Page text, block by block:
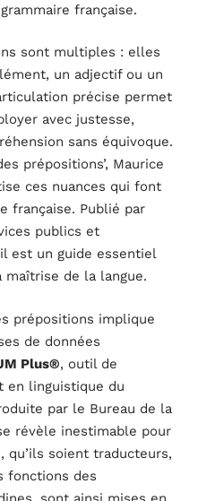
française.
sont multiples : elles
un adjectif ou un
précise permet
avec justesse,
sans équivoque.
prépositions’, Maurice
ces nuances qui font
française. Publié par
publics et
est un guide essentiel
maîtrise de la langue.
prépositions implique
de données
Plus®, outil de
en linguistique du
par le Bureau de la
révèle inestimable pour
qu’ils soient traducteurs,
fonctions des